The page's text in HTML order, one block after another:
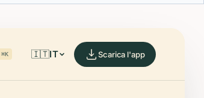
⌘K 🇮🇹IT Scarica l'app